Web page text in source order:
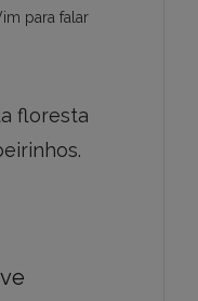
para falar
floresta